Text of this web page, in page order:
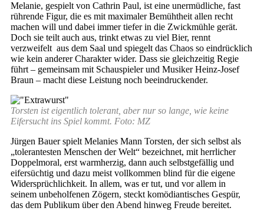
Melanie, gespielt von Cathrin Paul, ist eine unermüdliche, fast
rührende Figur, die es mit maximaler Bemühtheit allen recht
machen will und dabei immer tiefer in die Zwickmühle gerät.
Doch sie teilt auch aus, trinkt etwas zu viel Bier, rennt
verzweifelt aus dem Saal und spiegelt das Chaos so eindrücklich
wie kein anderer Charakter wider. Dass sie gleichzeitig Regie
führt – gemeinsam mit Schauspieler und Musiker Heinz-Josef
Braun – macht diese Leistung noch beeindruckender.
Torsten ist eigentlich tolerant, aber nur so lange, wie keine
Eifersucht ins Spiel kommt. Foto: MZ
Jürgen Bauer spielt Melanies Mann Torsten, der sich selbst als
„tolerantesten Menschen der Welt“ bezeichnet, mit herrlicher
Doppelmoral, erst warmherzig, dann auch selbstgefällig und
eifersüchtig und dazu meist vollkommen blind für die eigene
Widersprüchlichkeit. In allem, was er tut, und vor allem in
seinem unbeholfenen Zögern, steckt komödiantisches Gespür,
das dem Publikum über den Abend hinweg Freude bereitet.